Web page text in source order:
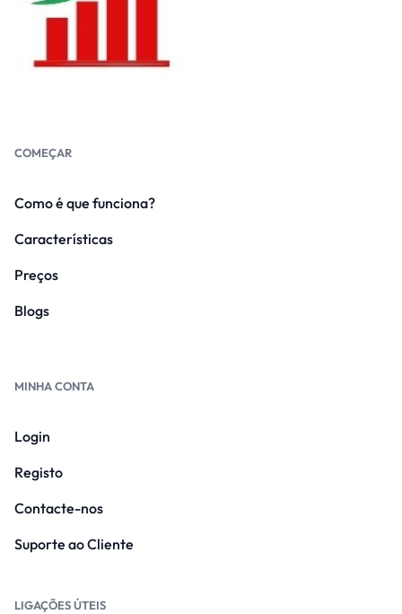
COMEÇAR
Como é que funciona?
Características
Preços
Blogs
MINHA CONTA
Login
Registo
Contacte-nos
Suporte ao Cliente
LIGAÇÕES ÚTEIS